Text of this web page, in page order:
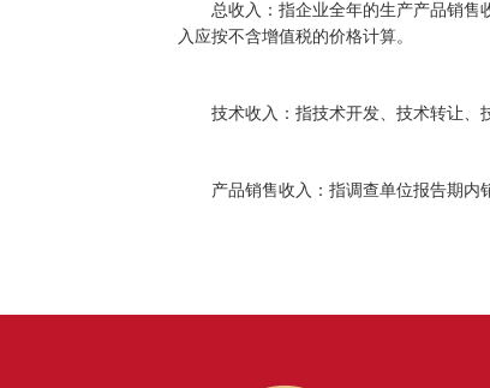
总收入：指企业全年的生产产品销售收
入应按不含增值税的价格计算。
技术收入：指技术开发、技术转让、
产品销售收入：指调查单位报告期内